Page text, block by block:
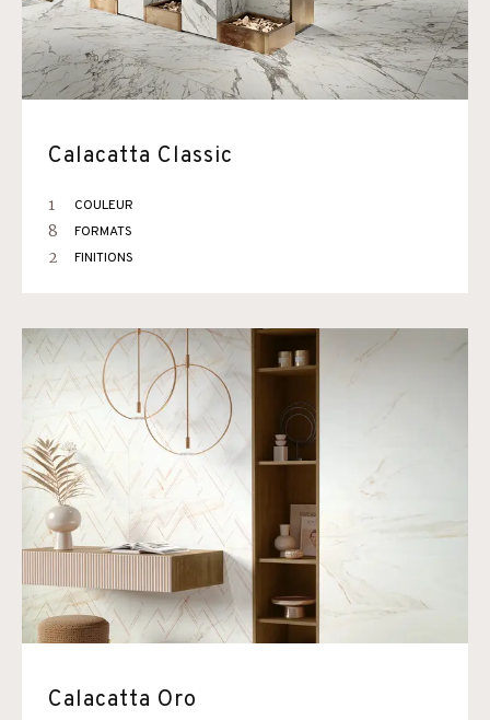
Calacatta Classic
1 COULEUR
8 FORMATS
2 FINITIONS
Calacatta Oro